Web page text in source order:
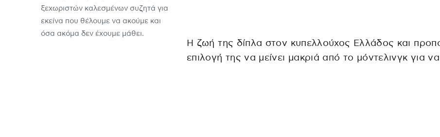
ξεχωριστών καλεσμένων συζητά για
εκείνα που θέλουμε να ακούμε και
όσα ακόμα δεν έχουμε μάθει.
Η ζωή της δίπλα στον κυπελλούχος Ελλάδος και
επιλογή της να μείνει μακριά από το μόντελινγκ για